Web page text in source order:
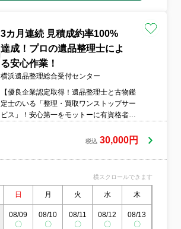
3カ月連続 見積成約率100%
達成！プロの遺品整理士によ
る安心作業！
横浜遺品整理総合受付センター
【優良企業認定取得！遺品整理士と古物鑑
定士のいる「整理・買取ワンストップサー
ビス」！安心第一をモットーに有資格者が
げでH30年度遺品整理士認定協会より感謝
客様へのサービスの向上を誓い、関東No1
税込 30,000円
横スクロールできます
日 月 火 水 木
08/09
〇
08/10
〇
08/11
〇
08/12
〇
08/13
〇